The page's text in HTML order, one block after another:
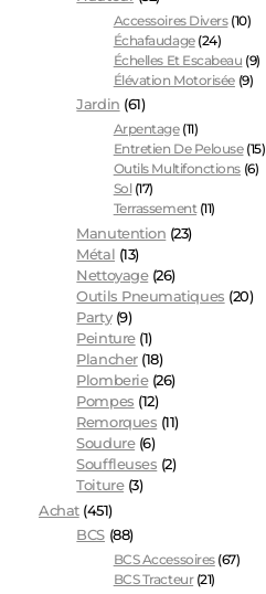
Accessoires Divers (10)
Échafaudage (24)
Échelles Et Escabeau (9)
Élévation Motorisée (9)
Jardin (61)
Arpentage (11)
Entretien De Pelouse (15)
Outils Multifonctions (6)
Sol (17)
Terrassement (11)
Manutention (23)
Métal (13)
Nettoyage (26)
Outils Pneumatiques (20)
Party (9)
Peinture (1)
Plancher (18)
Plomberie (26)
Pompes (12)
Remorques (11)
Soudure (6)
Souffleuses (2)
Toiture (3)
Achat (451)
BCS (88)
BCS Accessoires (67)
BCS Tracteur (21)